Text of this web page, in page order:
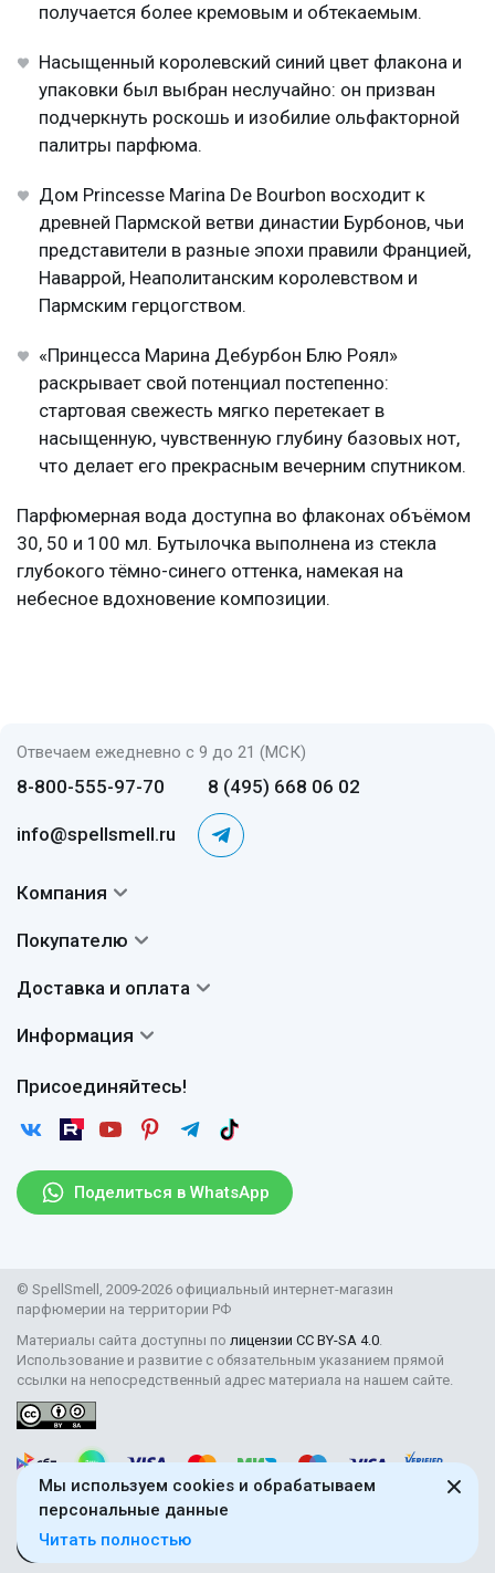
Мы используем cookies и обрабатываем
персональные данные
Читать полностью
получается более кремовым и обтекаемым.
Насыщенный королевский синий цвет флакона и
упаковки был выбран неслучайно: он призван
подчеркнуть роскошь и изобилие ольфакторной
палитры парфюма.
Дом Princesse Marina De Bourbon восходит к
древней Пармской ветви династии Бурбонов, чьи
представители в разные эпохи правили Францией,
Наваррой, Неаполитанским королевством и
Пармским герцогством.
«Принцесса Марина Дебурбон Блю Роял»
раскрывает свой потенциал постепенно:
стартовая свежесть мягко перетекает в
насыщенную, чувственную глубину базовых нот,
что делает его прекрасным вечерним спутником.
Парфюмерная вода доступна во флаконах объёмом
30, 50 и 100 мл. Бутылочка выполнена из стекла
глубокого тёмно-синего оттенка, намекая на
небесное вдохновение композиции.
Отвечаем ежедневно с 9 до 21 (МСК)
8-800-555-97-70 8 (495) 668 06 02
info@spellsmell.ru
Поделиться в WhatsApp
Присоединяйтесь!
Компания
Авторы
Сертификаты
Покупателю
Вопросы и ответы
Отзывы
Рассылка
Доставка и оплата
Доставка
Возврат
Информация
Пользовательское соглашение
Защита персональных данных
Правила продажи товаров (Постановление Правительства
Поставщикам
© SpellSmell, 2009-2026 официальный интернет-магазин
парфюмерии на территории РФ
Материалы сайта доступны по лицензии CC BY-SA 4.0.
Использование и развитие с обязательным указанием прямой
ссылки на непосредственный адрес материала на нашем сайте.
18+